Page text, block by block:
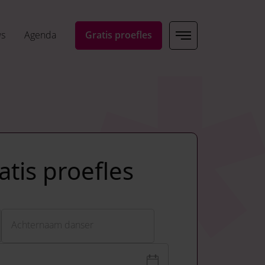
Agenda Gratis proefles
proefles
Achternaam danser